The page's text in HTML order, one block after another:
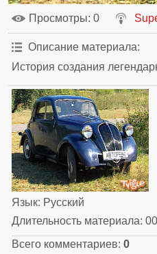
Просмотры: 0
Описание материала:
История создания
Язык: Русский
Длительность материала:
Всего комментариев: 0